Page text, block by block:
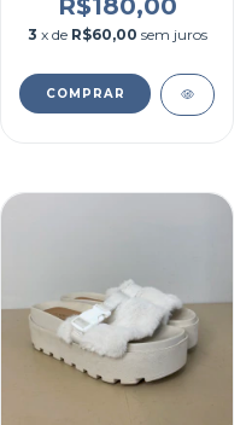
R$180,00
3 x de R$60,00 sem juros
COMPRAR